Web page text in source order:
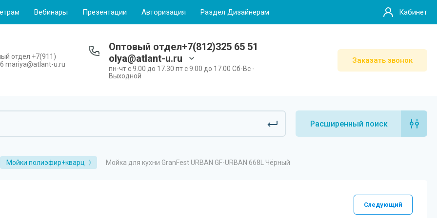
Вебинары Презентации Авторизация Раздел Дизайнерам Кабинет
отдел +7(911)
mariya@atlant-u.ru
Оптовый отдел+7(812)325 65 51
olya@atlant-u.ru
пн-чт с 9.00 до 17.30 пт с 9.00 до 17.00 Сб-Вс -
Выходной
Заказать звонок
Расширенный поиск
Мойки полиэфир+кварц Мойка для кухни GranFest URBAN GF-URBAN 668L Чёрный
Следующий